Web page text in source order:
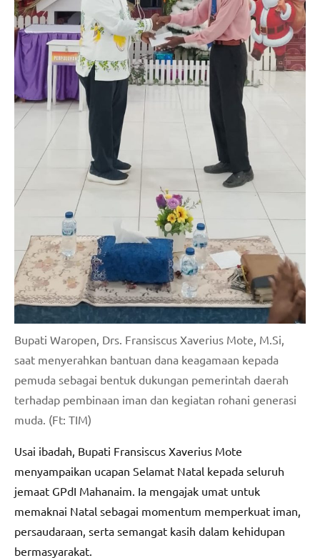
Bupati Waropen, Drs. Fransiscus Xaverius Mote, M.Si,
saat menyerahkan bantuan dana keagamaan kepada
pemuda sebagai bentuk dukungan pemerintah daerah
terhadap pembinaan iman dan kegiatan rohani generasi
muda. (Ft: TIM)
Usai ibadah, Bupati Fransiscus Xaverius Mote
menyampaikan ucapan Selamat Natal kepada seluruh
jemaat GPdI Mahanaim. Ia mengajak umat untuk
memaknai Natal sebagai momentum memperkuat iman,
persaudaraan, serta semangat kasih dalam kehidupan
bermasyarakat.